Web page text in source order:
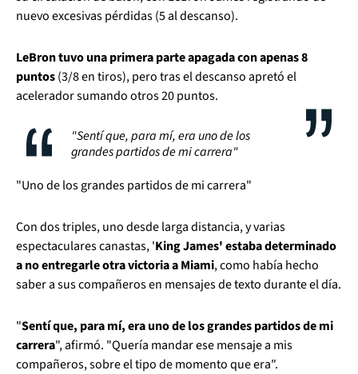
nuevo excesivas pérdidas (5 al descanso).
LeBron tuvo una primera parte apagada con apenas 8
puntos(3/8 en tiros), pero tras el descanso apretó el
acelerador sumando otros 20 puntos.
"Sentí que, para mí, era uno de los
grandes partidos de mi carrera"
"Uno de los grandes partidos de mi carrera"
Con dos triples, uno desde larga distancia, y varias
espectaculares canastas, 'King James' estaba determinado
a no entregarle otra victoria a Miami, como había hecho
saber a sus compañeros en mensajes de texto durante el día.
"Sentí que, para mí, era uno de los grandes partidos de mi
carrera", afirmó. "Quería mandar ese mensaje a mis
compañeros, sobre el tipo de momento que era".